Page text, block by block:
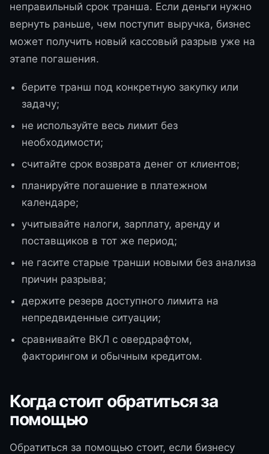
неправильный срок транша. Если деньги нужно
вернуть раньше, чем поступит выручка, бизнес
может получить новый кассовый разрыв уже на
этапе погашения.
берите транш под конкретную закупку или
задачу;
не используйте весь лимит без
необходимости;
считайте срок возврата денег от клиентов;
планируйте погашение в платежном
календаре;
учитывайте налоги, зарплату, аренду и
поставщиков в тот же период;
не гасите старые транши новыми без анализа
причин разрыва;
держите резерв доступного лимита на
непредвиденные ситуации;
сравнивайте ВКЛ с овердрафтом,
факторингом и обычным кредитом.
Когда стоит обратиться за
помощью
Обратиться за помощью стоит, если бизнесу